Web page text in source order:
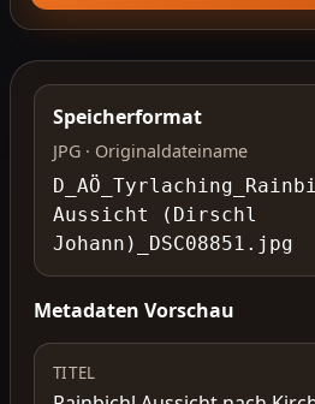
Speicherformat
JPG · Originaldateiname
Aussicht (Dirschl
Johann)_DSC08851.jpg
Metadaten Vorschau
TITEL